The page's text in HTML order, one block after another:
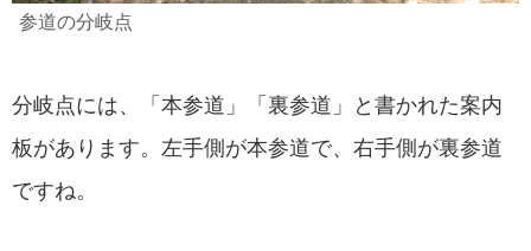
参道の分岐点
分岐点には、「本参道」「裏参道」と書かれた案内
板があります。左手側が本参道で、右手側が裏参道
ですね。